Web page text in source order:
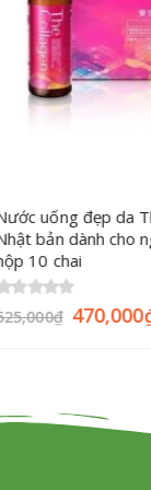
Viên Giặt Xả
156 viên
0out of 5
1,290,000